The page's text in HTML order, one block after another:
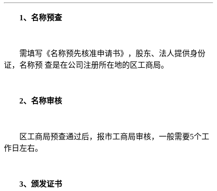
1、名称预查
需填写《名称预先核准申请书》，股东、法人提供身份
证，名称预 查是在公司注册所在地的区工商局。
2、名称审核
区工商局预查通过后，报市工商局审核，一般需要5个工
作日左右。
3、颁发证书